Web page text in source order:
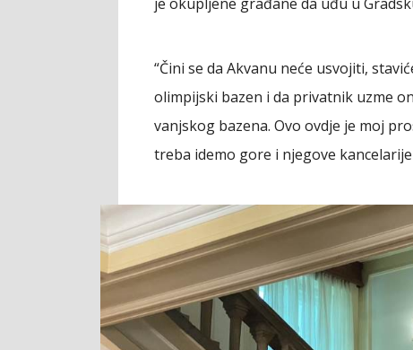
“Čini se da Akvanu neće usvojiti,
olimpijski bazen i da privatnik uzme
vanjskog bazena. Ovo ovdje je moj
treba idemo gore i njegove